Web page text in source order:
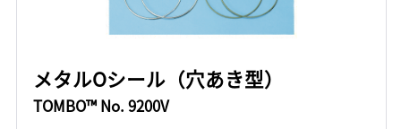
メタルOシール（穴あき型）
TOMBO™ No. 9200V